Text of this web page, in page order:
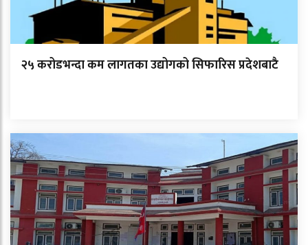
२५ करोडभन्दा कम लागतका उद्योगको सिफारिस प्रदेशबाटै